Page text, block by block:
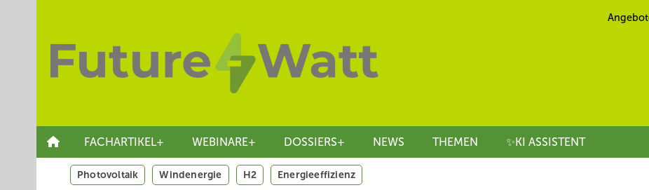
FACHARTIKEL+ WEBINARE+ DOSSIERS+ NEWS THEMEN ✨KI ASSISTENT
Photovoltaik Windenergie H2 Energieeffizienz